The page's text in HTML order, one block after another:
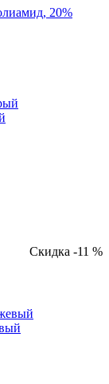
20%
Скидка -11 %